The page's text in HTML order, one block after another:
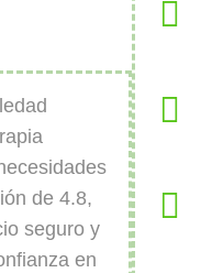
de 4.8,
seguro y
en